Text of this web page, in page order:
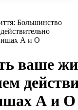
Большинство
А и О
ваше
А и О